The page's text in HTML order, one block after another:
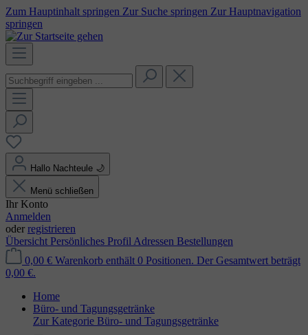
Zum Hauptinhalt springen Zur Suche springen Zur Hauptnavigation
springen
Hallo Nachteule 🌙
Menü schließen
Ihr Konto
Anmelden
oder registrieren
Übersicht Persönliches Profil Adressen Bestellungen
0,00 € Warenkorb enthält 0 Positionen. Der Gesamtwert beträgt
0,00 €.
Home
Büro- und Tagungsgetränke
Zur Kategorie Büro- und Tagungsgetränke